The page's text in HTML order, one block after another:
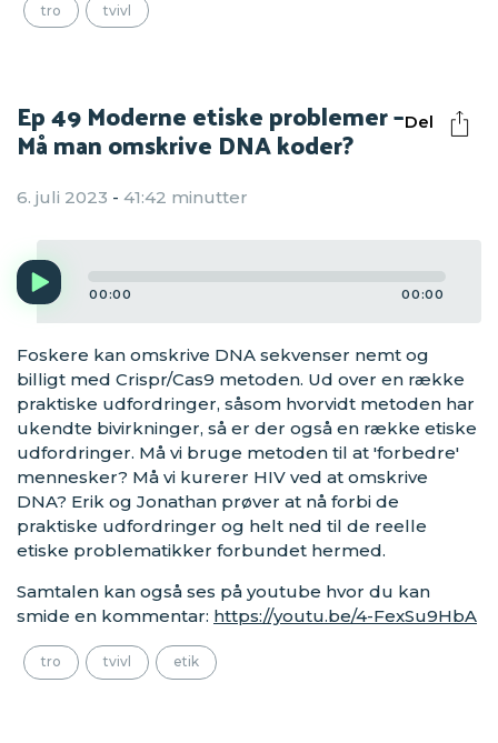
tro tvivl
Del
Ep 49 Moderne etiske problemer –
Må man omskrive DNA koder?
6. juli 2023 - 41:42 minutter
Audio
Player
00:00 00:00
Foskere kan omskrive DNA sekvenser nemt og
billigt med Crispr/Cas9 metoden. Ud over en række
praktiske udfordringer, såsom hvorvidt metoden har
ukendte bivirkninger, så er der også en række etiske
udfordringer. Må vi bruge metoden til at 'forbedre'
mennesker? Må vi kurerer HIV ved at omskrive
DNA? Erik og Jonathan prøver at nå forbi de
praktiske udfordringer og helt ned til de reelle
etiske problematikker forbundet hermed.
Samtalen kan også ses på youtube hvor du kan
smide en kommentar: https://youtu.be/4-FexSu9HbA
tro tvivl etik